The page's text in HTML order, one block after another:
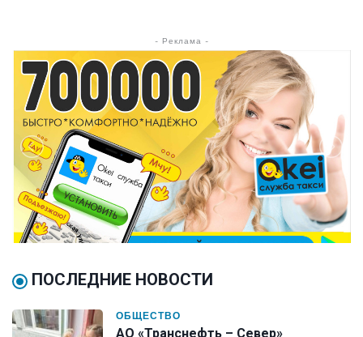
- Реклама -
ПОСЛЕДНИЕ НОВОСТИ
ОБЩЕСТВО
АО «Транснефть – Север»